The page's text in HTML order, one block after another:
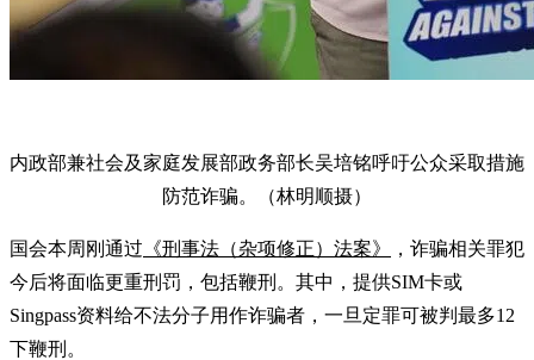
内政部兼社会及家庭发展部政务部长吴培铭呼吁公众采取措施
防范诈骗。（林明顺摄）
国会本周刚通过 《刑事法（杂项修正）法案》
，诈骗相关罪犯
今后将面临更重刑罚，包括鞭刑。其中，提供SIM卡或
Singpass资料给不法分子用作诈骗者，一旦定罪可被判最多12
下鞭刑。